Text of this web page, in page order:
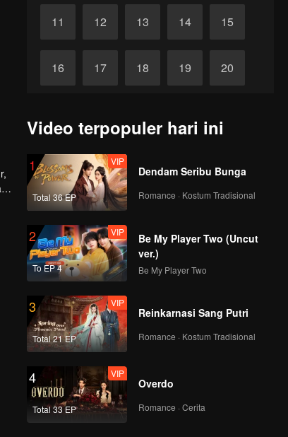
11 12 13 14 15
16 17 18 19 20
26 27
Video terpopuler hari ini
1
Total 36 EP
VIP
Dendam Seribu Bunga
Romance · Kostum Tradisional
2
To EP 4
VIP
Be My Player Two (Uncut
ver.)
Be My Player Two
3
Total 21 EP
VIP
Reinkarnasi Sang Putri
Romance · Kostum Tradisional
4
Total 33 EP
VIP
Overdo
Romance · Cerita